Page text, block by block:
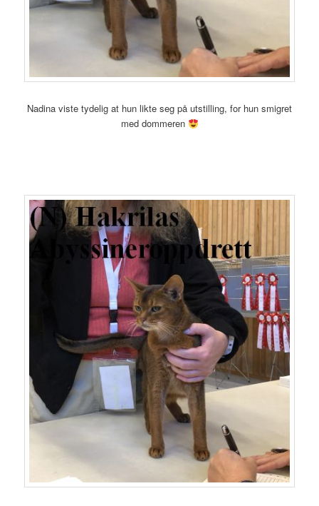
Nadina viste tydelig at hun likte seg på utstilling, for hun smigret
med dommeren